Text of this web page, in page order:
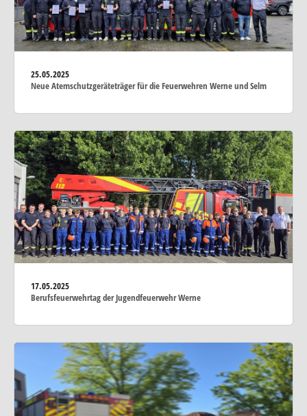
25.05.2025
Neue Atemschutzgeräteträger für die Feuerwehren Werne und Selm
17.05.2025
Berufsfeuerwehrtag der Jugendfeuerwehr Werne